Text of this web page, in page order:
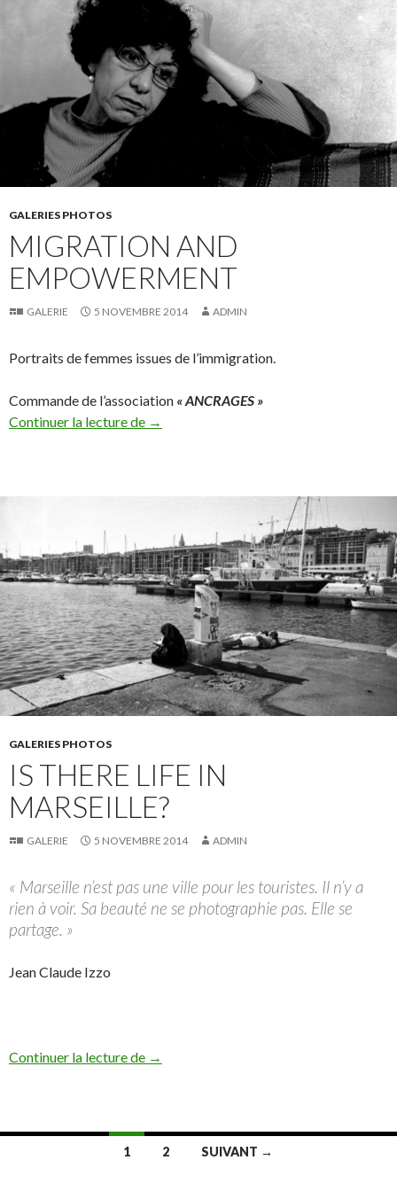
GALERIES PHOTOS
MIGRATION AND
EMPOWERMENT
GALERIE 5 NOVEMBRE 2014 ADMIN
Portraits de femmes issues de l’immigration.
Commande de l’association « ANCRAGES »
Continuer la lecture de
Migration and Empowerment
→
GALERIES PHOTOS
IS THERE LIFE IN
MARSEILLE?
GALERIE 5 NOVEMBRE 2014 ADMIN
« Marseille n’est pas une ville pour les touristes. Il n’y a
rien à voir. Sa beauté ne se photographie pas. Elle se
partage. »
Jean Claude Izzo
Continuer la lecture de Is there life in Marseille?
→
1 2 SUIVANT →